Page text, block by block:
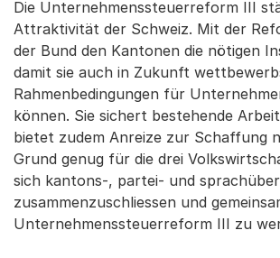
Die Unternehmenssteuerreform III
Attraktivität der Schweiz. Mit der
der Bund den Kantonen die nötigen
damit sie auch in Zukunft
Rahmenbedingungen für
können. Sie sichert bestehende
bietet zudem Anreize zur Schaffung
Grund genug für die drei
sich kantons-, partei- und
zusammenzuschliessen und
Unternehmenssteuerreform III zu